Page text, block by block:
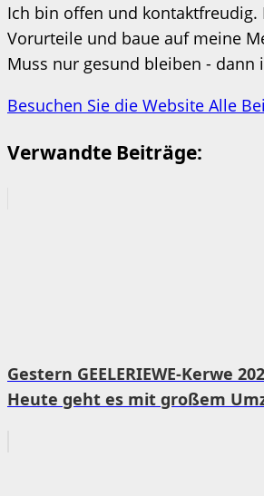
Ich bin offen und kontaktfreudig.
Vorurteile und baue auf meine
Muss nur gesund bleiben - dann
Besuchen Sie die Website Alle
Verwandte Beiträge:
Gestern GEELERIEWE-Kerwe
Heute geht es mit großem